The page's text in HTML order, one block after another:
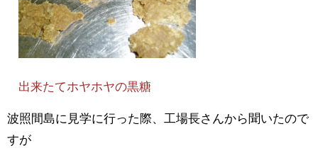
出来たてホヤホヤの黒糖
波照間島に見学に行った際、工場長さんから聞いたので
すが